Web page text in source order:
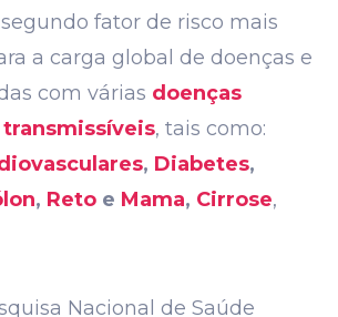
fator de risco mais
a carga global de doenças e
com várias doenças
, tais como:
, Diabetes,
, Reto e Mama, Cirrose,
Nacional de Saúde